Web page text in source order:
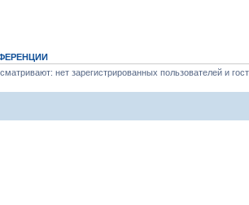
нет зарегистрированных пользователей и